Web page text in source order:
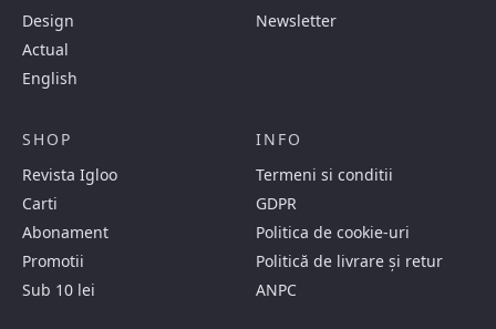
Design
Actual
English
Newsletter
SHOP
Revista Igloo
Carti
Abonament
Promotii
Sub 10 lei
INFO
Termeni si conditii
GDPR
Politica de cookie-uri
Politică de livrare și retur
ANPC